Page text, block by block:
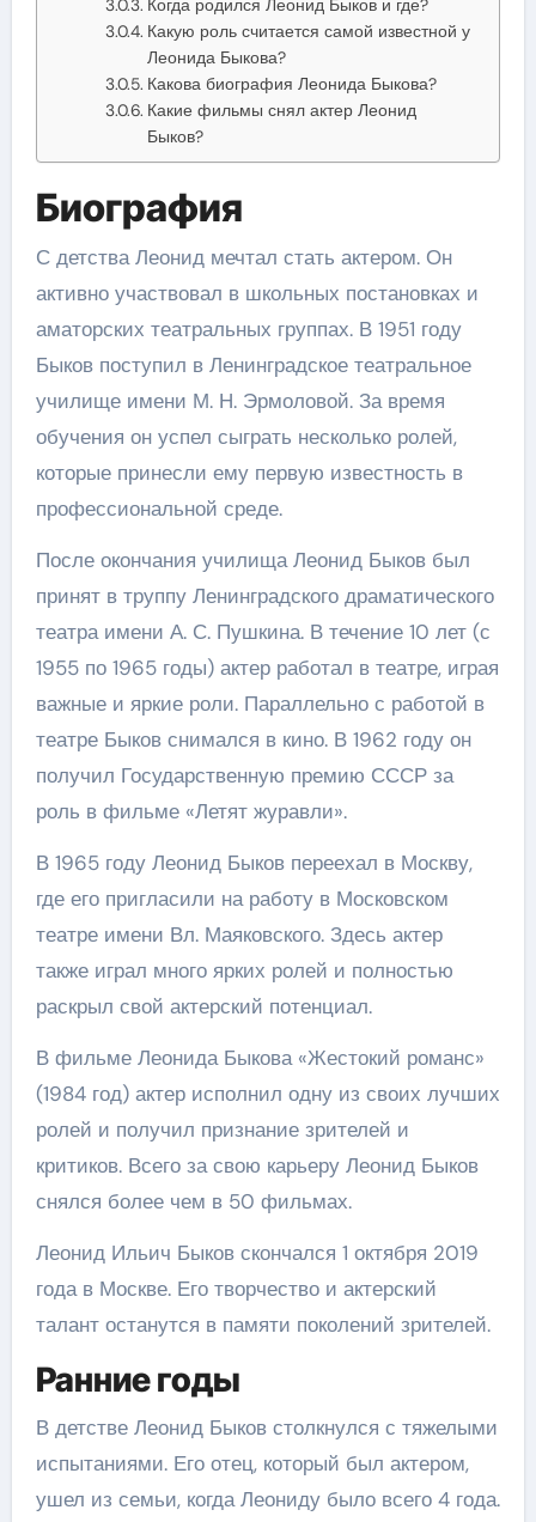
Какую роль считается самой известной у
Леонида Быкова?
Какова биография Леонида Быкова?
Какие фильмы снял актер Леонид
Быков?
Биография
С детства Леонид мечтал стать актером. Он
активно участвовал в школьных постановках и
аматорских театральных группах. В 1951 году
Быков поступил в Ленинградское театральное
училище имени М. Н. Эрмоловой. За время
обучения он успел сыграть несколько ролей,
которые принесли ему первую известность в
профессиональной среде.
После окончания училища Леонид Быков был
принят в труппу Ленинградского драматического
театра имени А. С. Пушкина. В течение 10 лет (с
1955 по 1965 годы) актер работал в театре, играя
важные и яркие роли. Параллельно с работой в
театре Быков снимался в кино. В 1962 году он
получил Государственную премию СССР за
роль в фильме «Летят журавли».
В 1965 году Леонид Быков переехал в Москву,
где его пригласили на работу в Московском
театре имени Вл. Маяковского. Здесь актер
также играл много ярких ролей и полностью
раскрыл свой актерский потенциал.
В фильме Леонида Быкова «Жестокий романс»
(1984 год) актер исполнил одну из своих лучших
ролей и получил признание зрителей и
критиков. Всего за свою карьеру Леонид Быков
снялся более чем в 50 фильмах.
Леонид Ильич Быков скончался 1 октября 2019
года в Москве. Его творчество и актерский
талант останутся в памяти поколений зрителей.
Ранние годы
В детстве Леонид Быков столкнулся с тяжелыми
испытаниями. Его отец, который был актером,
ушел из семьи, когда Леониду было всего 4 года.